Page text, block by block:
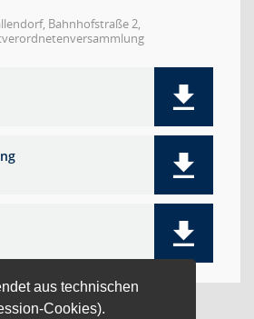
aus technischen
Cookies).
Bahnhofstraße 2,